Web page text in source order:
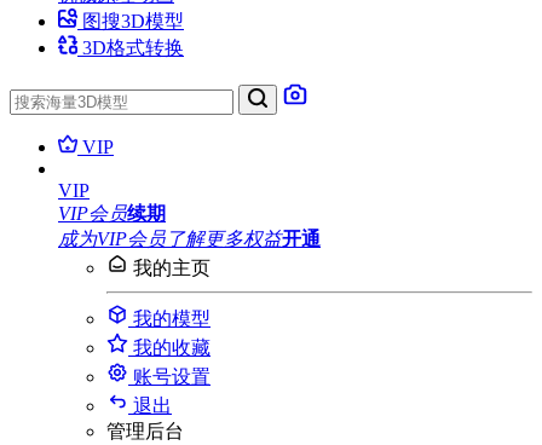
图搜3D模型
3D格式转换
VIP
VIP
VIP会员续期
成为VIP会员 了解更多权益开通
我的主页
我的模型
我的收藏
账号设置
退出
管理后台